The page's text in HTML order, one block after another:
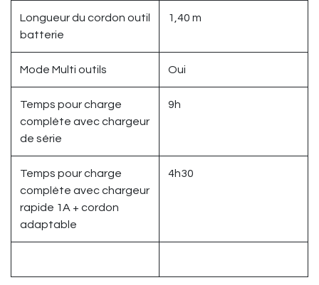
Longueur du cordon outil
batterie
1,40 m
Mode Multi outils Oui
Temps pour charge
complète avec chargeur
de série
9h
Temps pour charge
complète avec chargeur
rapide 1A + cordon
adaptable
4h30